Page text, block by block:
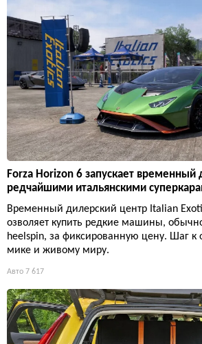
Forza Horizon 6 запускает временный
редчайшими итальянскими
Временный дилерский центр Italian
озволяет купить редкие машины,
heelspin, за фиксированную цену. Шаг к
мике и живому миру.
Авто 7 617